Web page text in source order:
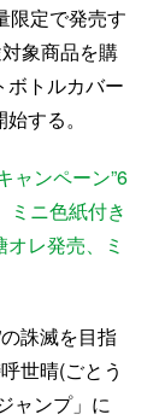
限定で発売す
象商品を購
ボトルカバー
する。
ャンペーン”6
ミニ色紙付き
レ発売、ミ
誅滅を目指
世晴(ごとう
ャンプ」に